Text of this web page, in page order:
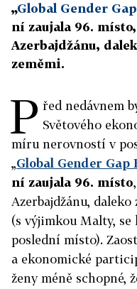
„Global Gender
ní zaujala 96.
Azerbajdžánu,
zeměmi.
P řed nedávnem
Světového
míru nerovností v
„Global Gender Gap
ní zaujala 96. místo
Azerbajdžánu,
(s výjimkou Malty,
poslední místo).
a ekonomické
ženy méně schopné,